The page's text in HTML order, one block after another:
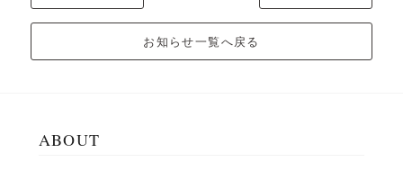
お知らせ一覧へ戻る
ABOUT